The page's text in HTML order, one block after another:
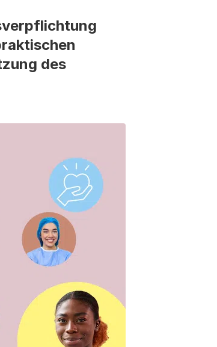
des